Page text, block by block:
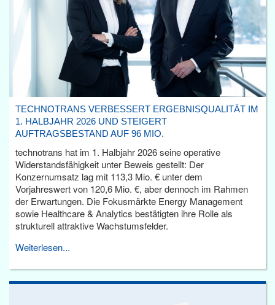
TECHNOTRANS VERBESSERT ERGEBNISQUALITÄT IM
1. HALBJAHR 2026 UND STEIGERT
AUFTRAGSBESTAND AUF 96 MIO.
technotrans hat im 1. Halbjahr 2026 seine operative
Widerstandsfähigkeit unter Beweis gestellt: Der
Konzernumsatz lag mit 113,3 Mio. € unter dem
Vorjahreswert von 120,6 Mio. €, aber dennoch im Rahmen
der Erwartungen. Die Fokusmärkte Energy Management
sowie Healthcare & Analytics bestätigten ihre Rolle als
strukturell attraktive Wachstumsfelder.
Weiterlesen...